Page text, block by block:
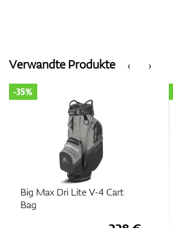
‹
Verwandte Produkte ›
Big Max Dri Lite V-4 Cart
Bag
-35%